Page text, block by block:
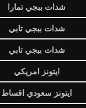
شدات ببجي تمارا
شدات ببجي تابي
شدات ببجي تابي
ايتونز امريكي
ايتونز سعودي اقساط